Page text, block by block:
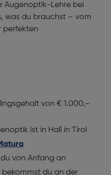
Augenoptik-Lehre bei
was du brauchst – vom
perfekten
von € 1.000,-
ist in Hall in Tirol
von Anfang an
du an der